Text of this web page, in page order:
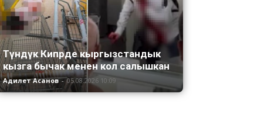
Түндүк Кипрде кыргызстандык
кызга бычак менен кол салышкан
Адилет Асанов - 05.08.2026 10:09